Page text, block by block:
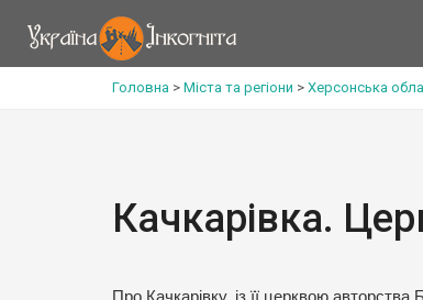
Головна > Міста та регіони > Херсонська
Качкарівка.